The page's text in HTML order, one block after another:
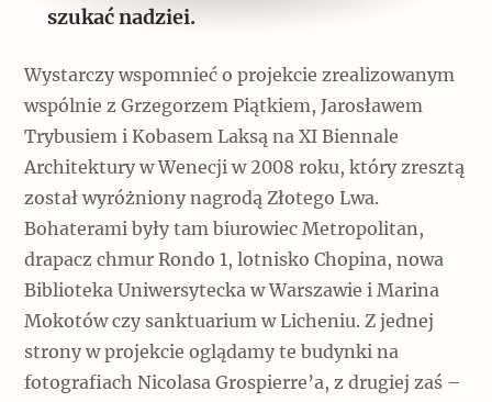
szukać nadziei.
Wystarczy wspomnieć o projekcie zrealizowanym
wspólnie z Grzegorzem Piątkiem, Jarosławem
Trybusiem i Kobasem Laksą na XI Biennale
Architektury w Wenecji w 2008 roku, który zresztą
został wyróżniony nagrodą Złotego Lwa.
Bohaterami były tam biurowiec Metropolitan,
drapacz chmur Rondo 1, lotnisko Chopina, nowa
Biblioteka Uniwersytecka w Warszawie i Marina
Mokotów czy sanktuarium w Licheniu. Z jednej
strony w projekcie oglądamy te budynki na
fotografiach Nicolasa Grospierre’a, z drugiej zaś –